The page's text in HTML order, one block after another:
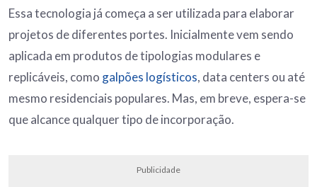
Essa tecnologia já começa a ser utilizada para elaborar
projetos de diferentes portes. Inicialmente vem sendo
aplicada em produtos de tipologias modulares e
replicáveis, como galpões logísticos, data centers ou até
mesmo residenciais populares. Mas, em breve, espera-se
que alcance qualquer tipo de incorporação.
Publicidade